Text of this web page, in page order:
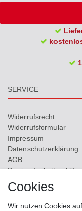
SERVICE
Widerrufs­recht
Widerrufs­formular
Impressum
Daten­schutz­erklärung
AGB
Cookies
Wir nutzen Cookies